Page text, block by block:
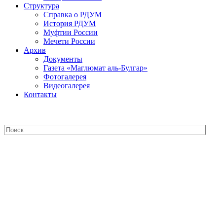
Структура
Справка о РДУМ
История РДУМ
Муфтии России
Мечети России
Архив
Документы
Газета «Маглюмат аль-Булгар»
Фотогалерея
Видеогалерея
Контакты